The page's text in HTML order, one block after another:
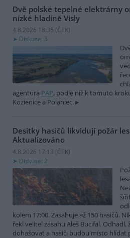
Dvě polské tepelné elektrárny
nízké hladině Visly
4.8.2026 18:35 (ČTK)
Diskuse: 3
agentura PAP, podle níž k tomuto
Kozienice a Polaniec.
Desítky hasičů likvidují požár
Aktualizováno
4.8.2026 17:13 (ČTK)
Diskuse: 2
kolem 17:00. Zasahuje až 150 hasičů.
řekl velitel zásahu Aleš Bucifal.
dohašovat a hasiči budou místo hlídat